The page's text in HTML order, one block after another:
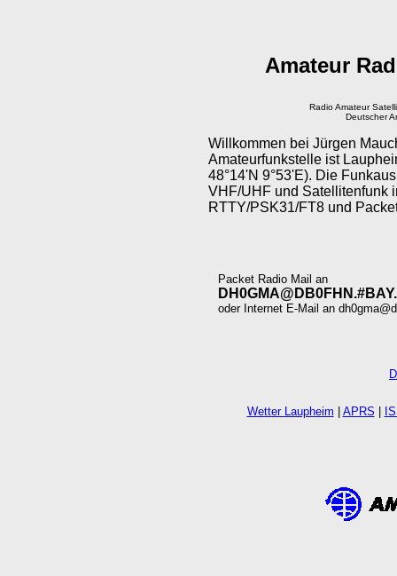
Amateur
Radio Amateur
Deutscher
Willkommen bei Jürgen
Amateurfunkstelle ist
48°14'N 9°53'E). Die
VHF/UHF und Satellitenfunk
RTTY/PSK31/FT8 und
Packet Radio Mail an
oder Internet E-Mail an
Wetter Laupheim APRS